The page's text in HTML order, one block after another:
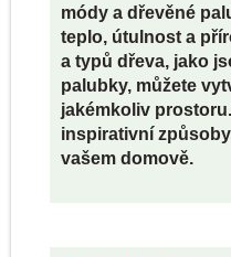
módy a dřevěné
teplo, útulnost a
a typů dřeva, jako
palubky, můžete
jakémkoliv
inspirativní
vašem domově.